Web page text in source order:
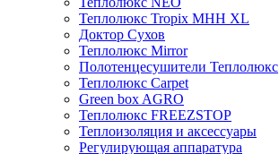
Теплолюкс Tropix МНН XL
Доктор Сухов
Теплолюкс Mirror
Полотенцесушители Теплолюкс
Теплолюкс Carpet
Green box AGRO
Теплолюкс FREEZSTOP
Теплоизоляция и аксессуары
Регулирующая аппаратура